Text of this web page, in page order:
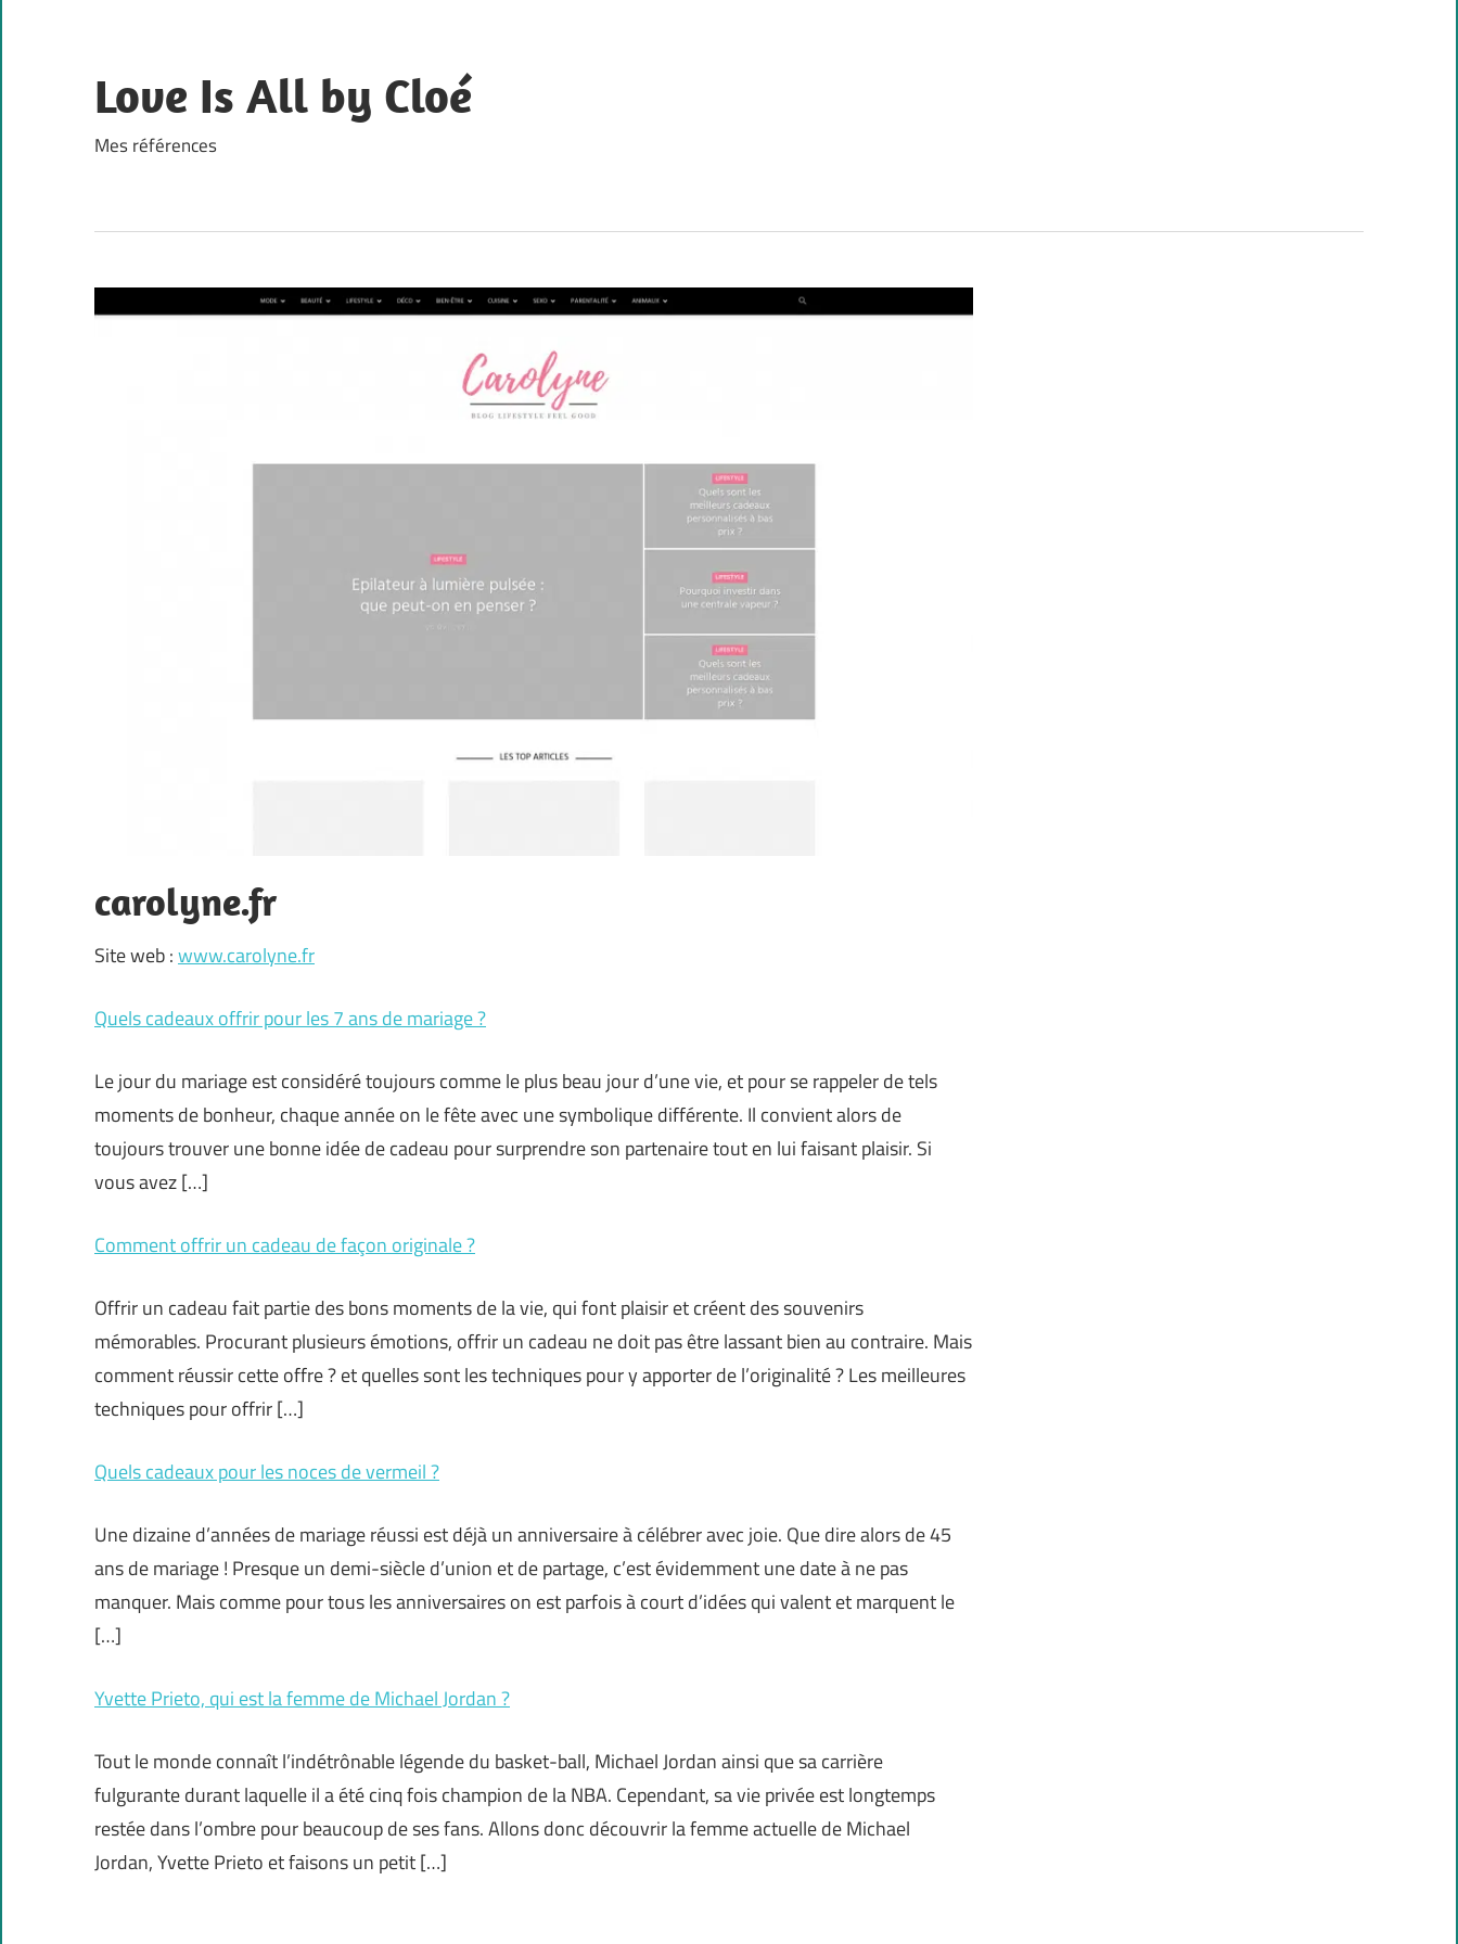
content
Love Is All by Cloé
Mes références
carolyne.fr
Site web :www.carolyne.fr
Quels cadeaux offrir pour les 7 ans de mariage ?
Le jour du mariage est considéré toujours comme le plus beau jour d’une vie, et pour se rappeler de tels
moments de bonheur, chaque année on le fête avec une symbolique différente. Il convient alors de
toujours trouver une bonne idée de cadeau pour surprendre son partenaire tout en lui faisant plaisir. Si
vous avez […]
Comment offrir un cadeau de façon originale ?
Offrir un cadeau fait partie des bons moments de la vie, qui font plaisir et créent des souvenirs
mémorables. Procurant plusieurs émotions, offrir un cadeau ne doit pas être lassant bien au contraire. Mais
comment réussir cette offre ? et quelles sont les techniques pour y apporter de l’originalité ? Les meilleures
techniques pour offrir […]
Quels cadeaux pour les noces de vermeil ?
Une dizaine d’années de mariage réussi est déjà un anniversaire à célébrer avec joie. Que dire alors de 45
ans de mariage ! Presque un demi-siècle d’union et de partage, c’est évidemment une date à ne pas
manquer. Mais comme pour tous les anniversaires on est parfois à court d’idées qui valent et marquent le
[…]
Yvette Prieto, qui est la femme de Michael Jordan ?
Tout le monde connaît l’indétrônable légende du basket-ball, Michael Jordan ainsi que sa carrière
fulgurante durant laquelle il a été cinq fois champion de la NBA. Cependant, sa vie privée est longtemps
restée dans l’ombre pour beaucoup de ses fans. Allons donc découvrir la femme actuelle de Michael
Jordan, Yvette Prieto et faisons un petit […]